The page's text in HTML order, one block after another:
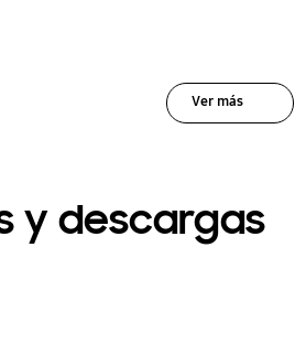
Ver más
y descargas